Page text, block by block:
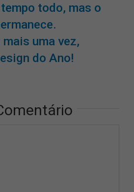
todo, mas o
uma vez,
do Ano!